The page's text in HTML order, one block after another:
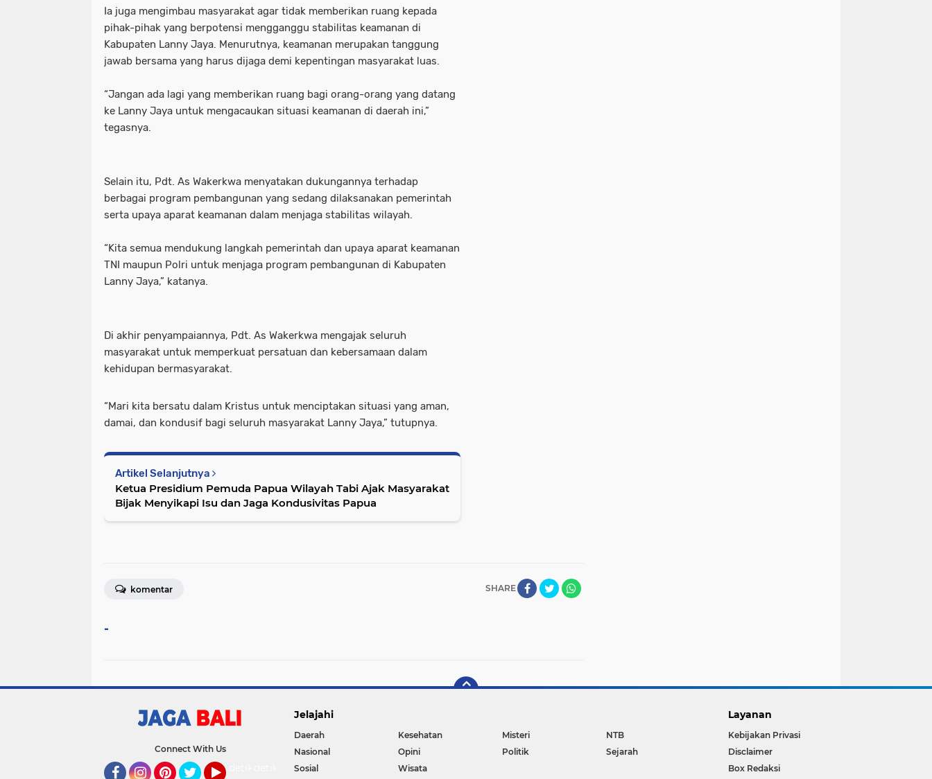
Ia juga mengimbau masyarakat agar tidak memberikan ruang kepada
pihak-pihak yang berpotensi mengganggu stabilitas keamanan di
Kabupaten Lanny Jaya. Menurutnya, keamanan merupakan tanggung
jawab bersama yang harus dijaga demi kepentingan masyarakat luas.
“Jangan ada lagi yang memberikan ruang bagi orang-orang yang datang
ke Lanny Jaya untuk mengacaukan situasi keamanan di daerah ini,”
tegasnya.
Selain itu, Pdt. As Wakerkwa menyatakan dukungannya terhadap
berbagai program pembangunan yang sedang dilaksanakan pemerintah
serta upaya aparat keamanan dalam menjaga stabilitas wilayah.
“Kita semua mendukung langkah pemerintah dan upaya aparat keamanan
TNI maupun Polri untuk menjaga program pembangunan di Kabupaten
Lanny Jaya,” katanya.
Di akhir penyampaiannya, Pdt. As Wakerkwa mengajak seluruh
masyarakat untuk memperkuat persatuan dan kebersamaan dalam
kehidupan bermasyarakat.
“Mari kita bersatu dalam Kristus untuk menciptakan situasi yang aman,
damai, dan kondusif bagi seluruh masyarakat Lanny Jaya,” tutupnya.
Artikel Selanjutnya
Ketua Presidium Pemuda Papua Wilayah Tabi Ajak Masyarakat
Bijak Menyikapi Isu dan Jaga Kondusivitas Papua
SHARE
komentar
-
Connect With Us
detikTravel
Jelajahi
Daerah Kesehatan Misteri
NTB
Nasional
Opini Politik
Sejarah
Sosial
Wisata
Layanan
Kebijakan Privasi
Disclaimer
Box Redaksi